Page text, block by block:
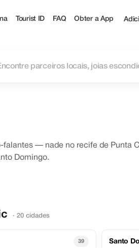
Tourist ID FAQ Obter a App
falantes — nade no recife de Punta
Domingo.
· 20 cidades
39 Santo